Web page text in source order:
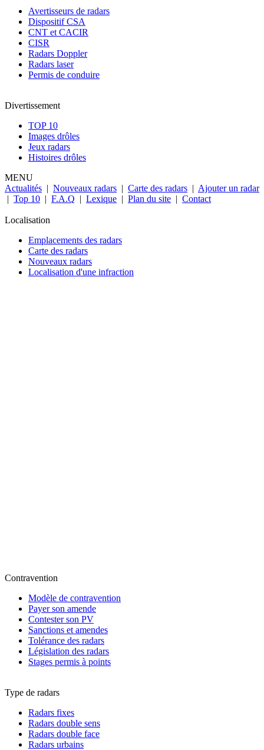
Avertisseurs de radars
Dispositif CSA
CNT et CACIR
CISR
Radars Doppler
Radars laser
Permis de conduire
Divertissement
TOP 10
Images drôles
Jeux radars
Histoires drôles
MENU
Actualités | Nouveaux radars | Carte des radars | Ajouter un radar
| Top 10 | F.A.Q | Lexique | Plan du site | Contact
Localisation
Emplacements des radars
Carte des radars
Nouveaux radars
Localisation d'une infraction
Contravention
Modèle de contravention
Payer son amende
Contester son PV
Sanctions et amendes
Tolérance des radars
Législation des radars
Stages permis à points
Type de radars
Radars fixes
Radars double sens
Radars double face
Radars urbains